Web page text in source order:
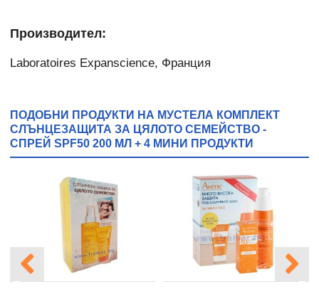
Производител:
Laboratoires Expanscience, Франция
ПОДОБНИ ПРОДУКТИ НА МУСТЕЛА КОМПЛЕКТ
СЛЪНЦЕЗАЩИТА ЗА ЦЯЛОТО СЕМЕЙСТВО -
СПРЕЙ SPF50 200 МЛ + 4 МИНИ ПРОДУКТИ